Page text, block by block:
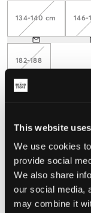
This website
We use cookies
provide social
We also share
our social media,
may combine it
134-140 cm 146-
182-188